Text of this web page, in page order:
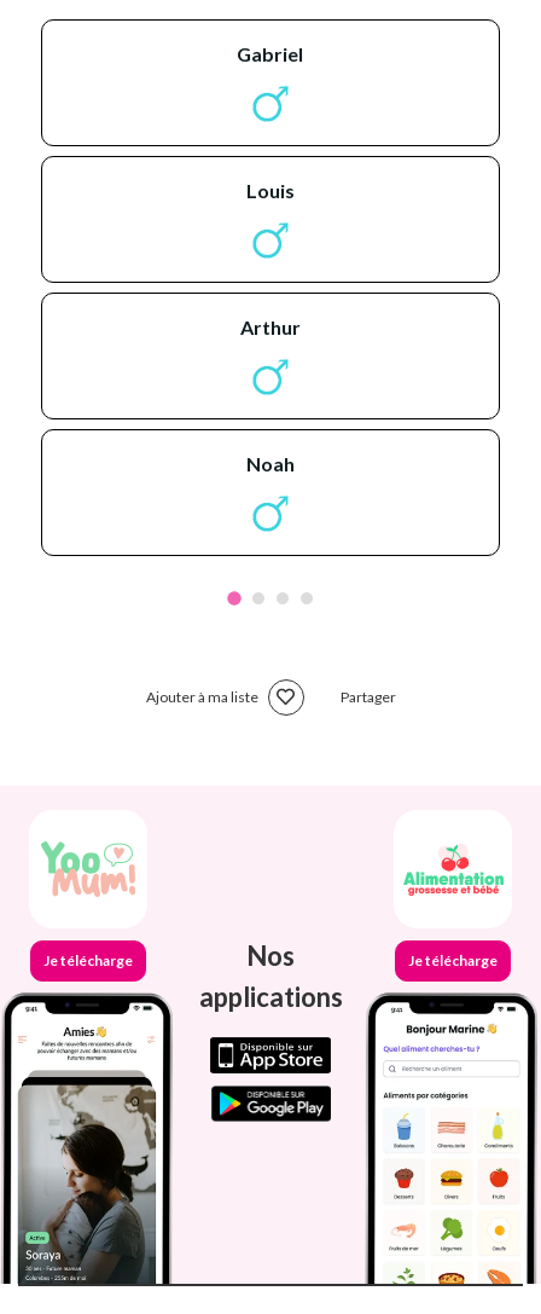
gabriel
louis
arthur
noah
Ajouter à ma liste Partager
Je télécharge
Nos
applications
Je télécharge